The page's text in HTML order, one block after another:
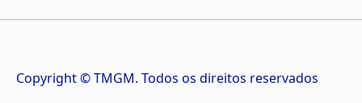
Copyright © TMGM. Todos os direitos reservados